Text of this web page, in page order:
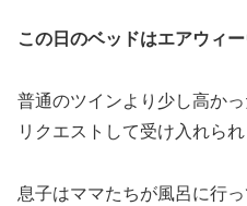
この日のベッドはエアウィ
普通のツインより少し高か
リクエストして受け入れられ
息子はママたちが風呂に行